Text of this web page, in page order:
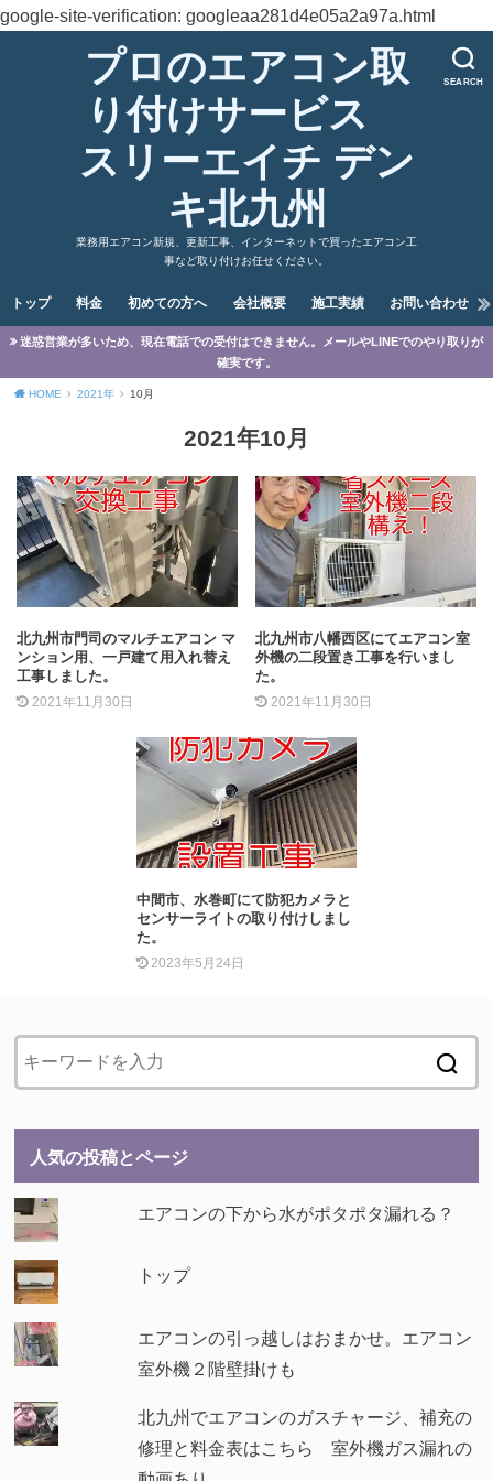
google-site-verification: googleaa281d4e05a2a97a.html
SEARCH
プロのエアコン取
り付けサービス
スリーエイチ デン
キ北九州
業務用エアコン新規、更新工事、インターネットで買ったエアコン工
事など取り付けお任せください。
トップ 料金 初めての方へ 会社概要 施工実績 お問い合わせ
迷惑営業が多いため、現在電話での受付はできません。メールやLINEでのやり取りが
確実です。
HOME 2021年 10月
2021年10月
北九州市門司のマルチエアコン マ
ンション用、一戸建て用入れ替え
工事しました。
2021年11月30日
北九州市八幡西区にてエアコン室
外機の二段置き工事を行いまし
た。
2021年11月30日
中間市、水巻町にて防犯カメラと
センサーライトの取り付けしまし
た。
2023年5月24日
人気の投稿とページ
エアコンの下から水がポタポタ漏れる？
トップ
エアコンの引っ越しはおまかせ。エアコン
室外機２階壁掛けも
北九州でエアコンのガスチャージ、補充の
修理と料金表はこちら 室外機ガス漏れの